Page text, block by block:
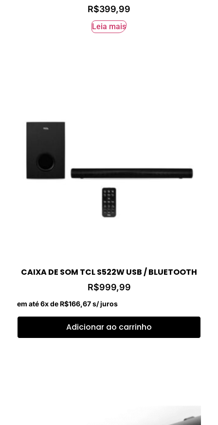
R$399,99
Leia mais
CAIXA DE SOM TCL S522W USB / BLUETOOTH
R$999,99
em até 6x de R$166,67s/ juros
Adicionar ao carrinho